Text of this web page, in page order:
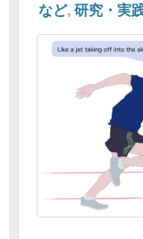
など, 研究・実